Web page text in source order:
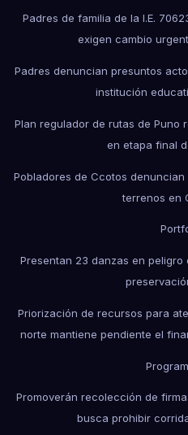
Padres de familia de la I.E.
exigen cambio
Padres denuncian presuntos
institución
Plan regulador de rutas de Puno
en etapa final
Pobladores de Ccotos
terrenos en
Presentan 23 danzas en
Priorización de recursos para
norte mantiene pendiente el
Promoverán recolección de
busca prohibir